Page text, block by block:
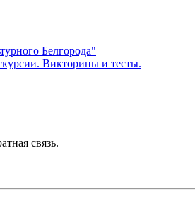
Белгорода"
Викторины и тесты.
связь.